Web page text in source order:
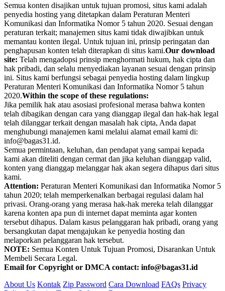
Semua konten disajikan untuk tujuan promosi, situs kami adalah
penyedia hosting yang ditetapkan dalam Peraturan Menteri
Komunikasi dan Informatika Nomor 5 tahun 2020. Sesuai dengan
peraturan terkait; manajemen situs kami tidak diwajibkan untuk
memantau konten ilegal. Untuk tujuan ini, prinsip peringatan dan
penghapusan konten telah diterapkan di situs kami.Our download
site: Telah mengadopsi prinsip menghormati hukum, hak cipta dan
hak pribadi, dan selalu menyediakan layanan sesuai dengan prinsip
ini. Situs kami berfungsi sebagai penyedia hosting dalam lingkup
Peraturan Menteri Komunikasi dan Informatika Nomor 5 tahun
2020.Within the scope of these regulations:
Jika pemilik hak atau asosiasi profesional merasa bahwa konten
telah dibagikan dengan cara yang dianggap ilegal dan hak-hak legal
telah dilanggar terkait dengan masalah hak cipta, Anda dapat
menghubungi manajemen kami melalui alamat email kami di:
info@bagas31.id.
Semua permintaan, keluhan, dan pendapat yang sampai kepada
kami akan diteliti dengan cermat dan jika keluhan dianggap valid,
konten yang dianggap melanggar hak akan segera dihapus dari situs
kami.
Attention: Peraturan Menteri Komunikasi dan Informatika Nomor 5
tahun 2020; telah memperkenalkan berbagai regulasi dalam hal
privasi. Orang-orang yang merasa hak-hak mereka telah dilanggar
karena konten apa pun di internet dapat meminta agar konten
tersebut dihapus. Dalam kasus pelanggaran hak pribadi, orang yang
bersangkutan dapat mengajukan ke penyedia hosting dan
melaporkan pelanggaran hak tersebut.
NOTE: Semua Konten Untuk Tujuan Promosi, Disarankan Untuk
Membeli Secara Legal.
Email for Copyright or DMCA contact: info@bagas31.id
About Us Kontak Zip Password Cara Download FAQs Privacy